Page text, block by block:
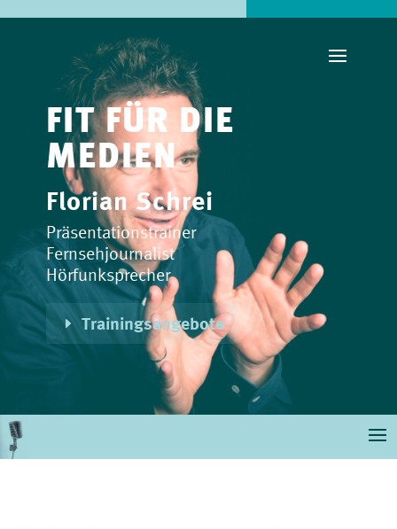
FIT FÜR DIE
MEDIEN
Florian Schrei
Präsentationstrainer
Fernsehjournalist
Hörfunksprecher
Trainingsangebote